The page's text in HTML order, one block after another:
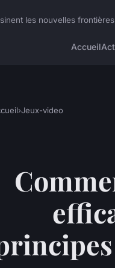
les nouvelles
Accueil
›Jeux-video